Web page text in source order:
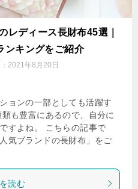
レディース長財布45選｜
ンキングをご紹介
2021年8月20日
ョンの一部としても活躍す
も豊富にあるので、自分に
すよね。 こちらの記事で
気ブランドの長財布」をご
読む